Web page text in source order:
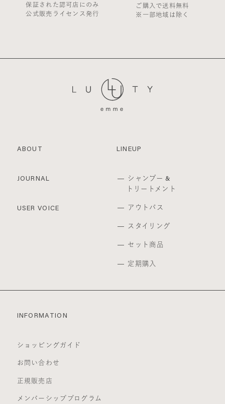
場合など、当社が不適当と判断した時は、その会員
登録を承認しない場合があります。
当サイトを利用する会員は当サイトに掲載されてい
るいかなる情報もコピー、又は他へ転用することを
る保証も負わないものとします。
1. 当社は、以下の何れかが生じた場合には、会員に
事前に通知することなく、一時的に当サイトを中断
(a) 当サイトのシステムの保守を定期的に又は緊急
(b) 火災、停電等により当サイトの提供ができなく
(c) 地震、噴火、洪水、津波等の天災により当サイ
(d) 戦争、動乱、暴動、騒乱、労働争議等により当
(e) その他、運用上或は技術上当社が当サイトの一
いて一切の責任をも負わないものとします。
禁止事項
1. 当サイト上では以下の行為を禁止します。
(a) 他の会員、第三者又は当社の著作権、その他知
的所有権を侵害する行為
(b) 有害なコンピュータプログラム等を送信又は書
保証された認可店にのみ
公式販売ライセンス発行
ご購入で送料無料
※一部地域は除く
ABOUT
JOURNAL
USER VOICE
LINEUP
シャンプー &
トリートメント
アウトバス
スタイリング
セット商品
定期購入
INFORMATION
ショッピングガイド
お問い合わせ
正規販売店
メンバーシッププログラム